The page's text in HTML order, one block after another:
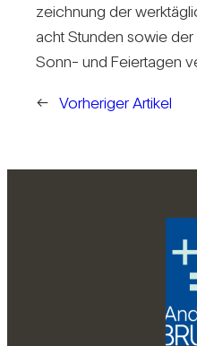
zeich­nung der
acht Stunden sowie
Sonn- und Fei­er­tagen
← Vorheriger Artikel